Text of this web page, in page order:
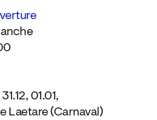
01.01,
Laetare (Carnaval)